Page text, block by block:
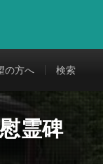
の方へ 検索
霊碑